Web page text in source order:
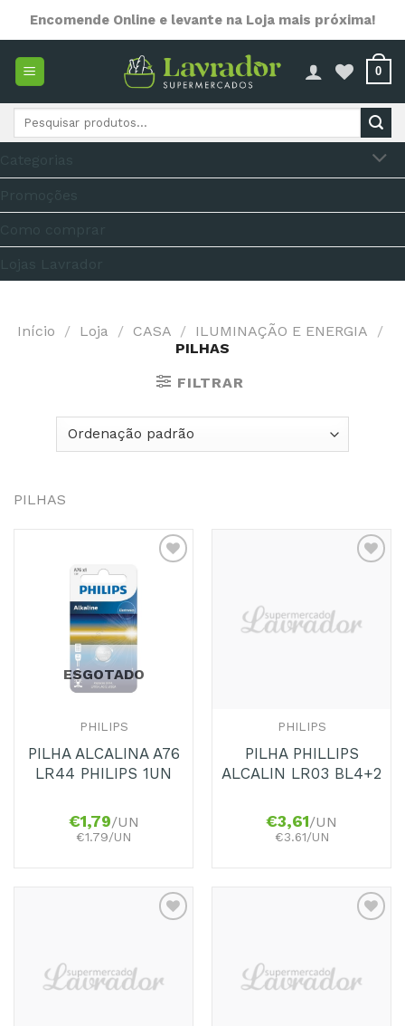
content
Encomende Online e levante na Loja mais próxima!
0
Pesquisar
Início / Loja / CASA / ILUMINAÇÃO E ENERGIA
/
PILHAS
FILTRAR
PILHAS
Adicionar
Favoritos
ESGOTADO
PHILIPS
PILHA ALCALINA A76
LR44 PHILIPS 1UN
€1,79/UN
€1.79/UN
Favoritos
PHILIPS
PILHA PHILLIPS
ALCALIN LR03 BL4+2
€3,61/UN
€3.61/UN
Favoritos
Favoritos